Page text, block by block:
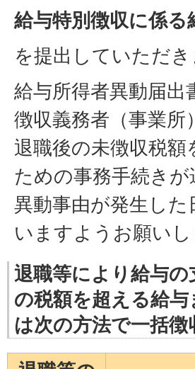
給与特別徴収に係る
を提出していただき
給与所得者異動届
徴収義務者（事業
退職後の未徴収税
ための事務手続き
異動事由が発生し
いますようお願いし
退職等により給与
の税額を超える給
は次の方法で一括